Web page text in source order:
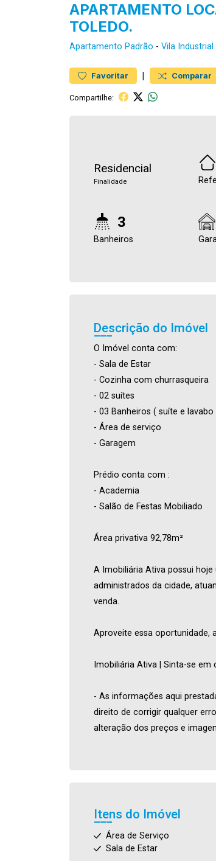
APARTAMENTO
TOLEDO.
Apartamento Padrão - Vila Industrial
Favoritar | Comparar
Compartilhe:
Residencial
Finalidade
3
Banheiros
Descrição do Imóvel
O Imóvel conta com:
- Sala de Estar
- Cozinha com churrasqueira
- 02 suítes
- 03 Banheiros ( suíte e lavabo
- Área de serviço
- Garagem
Prédio conta com :
- Academia
- Salão de Festas Mobiliado
Área privativa 92,78m²
A Imobiliária Ativa possui
administrados da cidade,
venda.
Aproveite essa oportunidade,
Imobiliária Ativa | Sinta-se em
- As informações aqui
direito de corrigir qualquer
alteração dos preços e
Itens do Imóvel
Área de Serviço
Sala de Estar